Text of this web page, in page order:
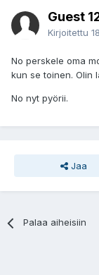
Guest
Kirjoitettu
No perskele oma
kun se toinen. Olin
No nyt pyörii.
Jaa
Palaa aiheisiin